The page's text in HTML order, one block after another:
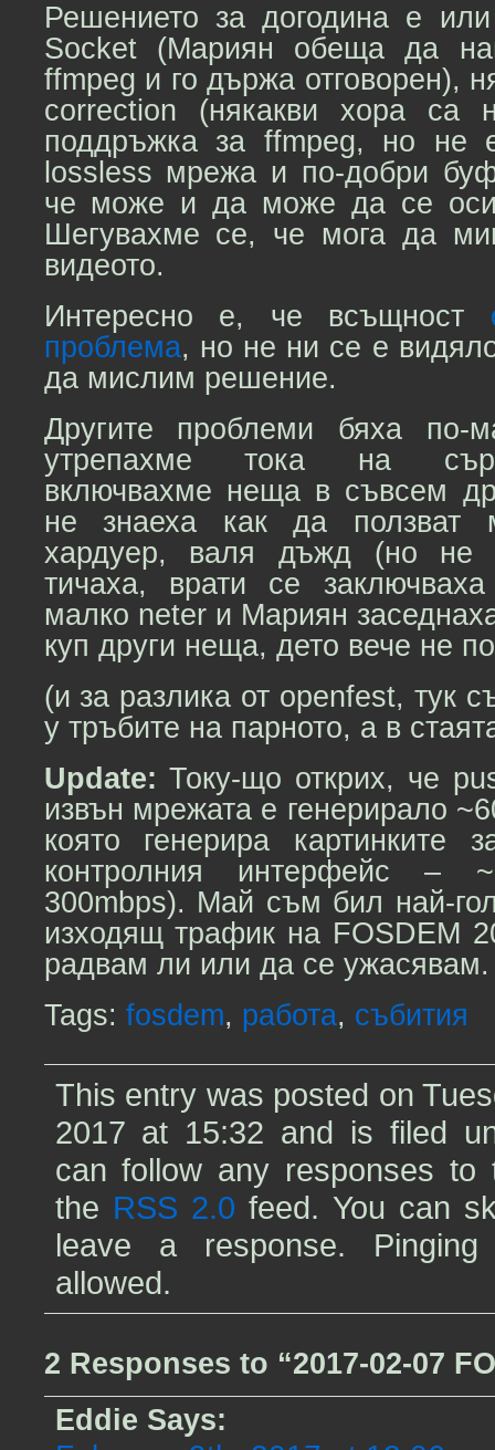
Решението за догодина е
Socket (Мариян обеща да
ffmpeg и го държа отговорен),
correction (някакви хора са
поддръжка за ffmpeg, но не
lossless мрежа и по-добри
че може и да може да се
Шегувахме се, че мога да
видеото.
Интересно е, че всъщност
проблема, но не ни се е
да мислим решение.
Другите проблеми бяха по-
утрепахме тока на
включвахме неща в съвсем
не знаеха как да ползват
хардуер, валя дъжд (но не
тичаха, врати се
малко neter и Мариян
куп други неща, дето вече не
(и за разлика от openfest, тук
у тръбите на парното, а в
Update: Току-що открих, че
извън мрежата е генерирало
която генерира картинките
контролния интерфейс –
300mbps). Май съм бил най-
изходящ трафик на FOSDEM
радвам ли или да се ужасявам.
Tags: fosdem, работа, събития
This entry was posted on
2017 at 15:32 and is filed
can follow any responses to
the RSS 2.0 feed. You can
leave a response.
allowed.
2 Responses to “2017-02-07
Eddie Says: